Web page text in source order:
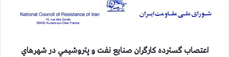
اعتصاب گسترده كارگران صنايع نفت و پتروشيمي در شهرهاي